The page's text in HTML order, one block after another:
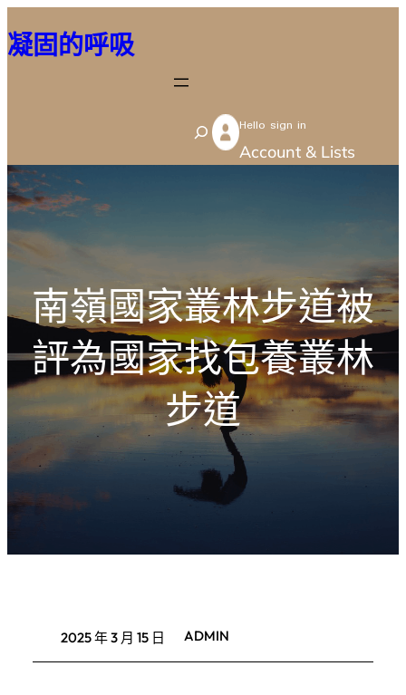
至
容
凝固的呼吸
S
e
Hello sign in
Account & Lists
南嶺國家叢林步道被
評為國家找包養叢林
步道
2025 年 3 月 15 日 ADMIN